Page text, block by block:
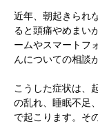
近年、朝起きられ
ると頭痛やめまい
ームやスマートフ
んについての相談
こうした症状は、
の乱れ、睡眠不足
で起こります。そ